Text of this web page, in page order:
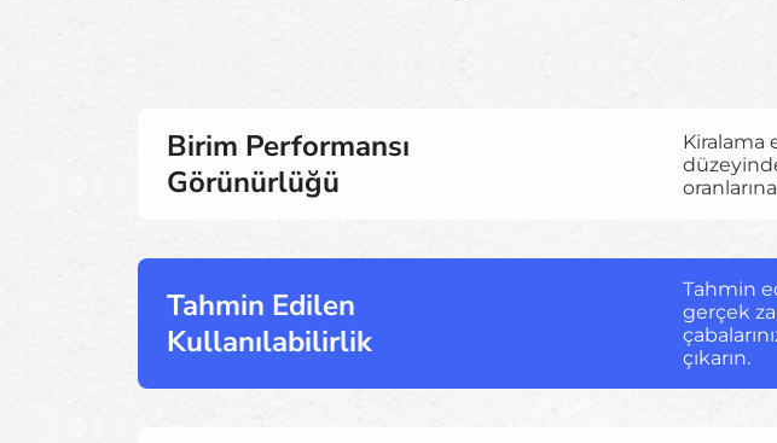
Birim Performansı
Görünürlüğü
Kiralama
Tahmin Edilen
Kullanılabilirlik
Tahmin
gerçek
çıkarın.